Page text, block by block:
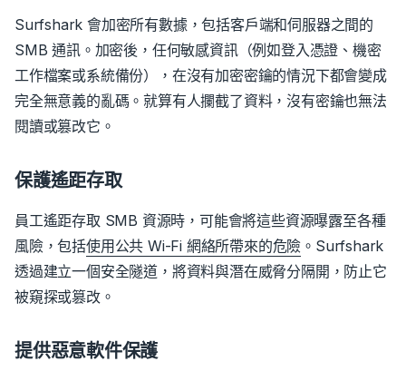
Surfshark 會加密所有數據，包括客戶端和伺服器之間的
SMB 通訊。加密後，任何敏感資訊（例如登入憑證、機密
工作檔案或系統備份），在沒有加密密鑰的情況下都會變成
完全無意義的亂碼。就算有人攔截了資料，沒有密鑰也無法
閱讀或篡改它。
保護遙距存取
員工遙距存取 SMB 資源時，可能會將這些資源曝露至各種
風險，包括使用公共 Wi-Fi 網絡所帶來的危險 。 Surfshark
透過建立一個安全隧道，將資料與潛在威脅分隔開，防止它
被窺探或篡改。
提供惡意軟件保護